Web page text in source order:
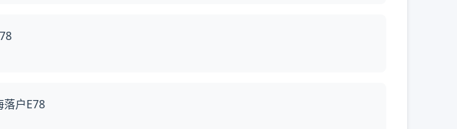
户E78